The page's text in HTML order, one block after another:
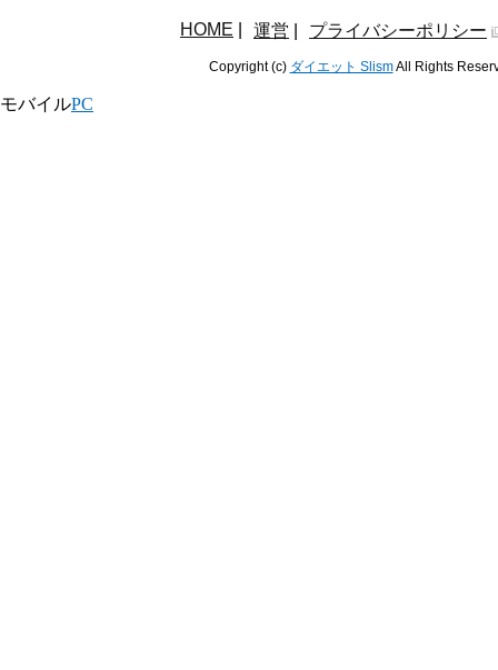
HOME 運営 プライバシーポリシー
Copyright (c) ダイエット SlismAll Rights
モバイルPC